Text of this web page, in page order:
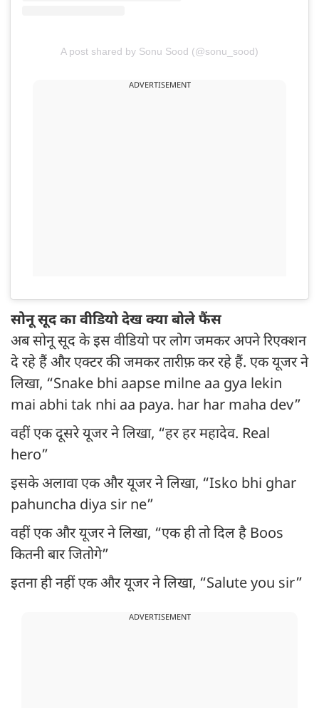
A post shared by Sonu Sood (@sonu_sood)
ADVERTISEMENT
सोनू सूद का वीडियो देख क्या बोले फैंस
अब सोनू सूद के इस वीडियो पर लोग जमकर अपने रिएक्शन
दे रहे हैं और एक्टर की जमकर तारीफ़ कर रहे हैं. एक यूजर ने
लिखा, “Snake bhi aapse milne aa gya lekin
mai abhi tak nhi aa paya. har har maha dev”
वहीं एक दूसरे यूजर ने लिखा, “हर हर महादेव. Real
hero”
इसके अलावा एक और यूजर ने लिखा, “Isko bhi ghar
pahuncha diya sir ne”
वहीं एक और यूजर ने लिखा, “एक ही तो दिल है Boos
कितनी बार जितोगे”
इतना ही नहीं एक और यूजर ने लिखा, “Salute you sir”
ADVERTISEMENT